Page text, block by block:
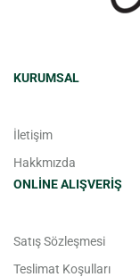
KURUMSAL
İletişim
Hakkmızda
ONLINE ALIŞVERIŞ
Satış Sözleşmesi
Teslimat Koşulları